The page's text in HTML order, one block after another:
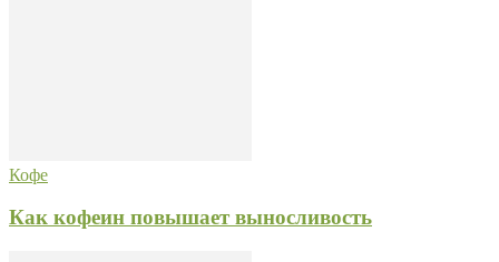
Кофе
Как кофеин повышает выносливость